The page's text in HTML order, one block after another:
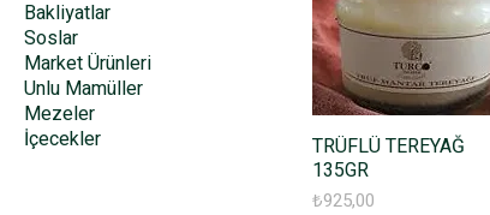
Bakliyatlar
Soslar
Market Ürünleri
Unlu Mamüller
Mezeler
İçecekler
TRÜFLÜ TEREYAĞ
135GR
Fiyat
₺925,00